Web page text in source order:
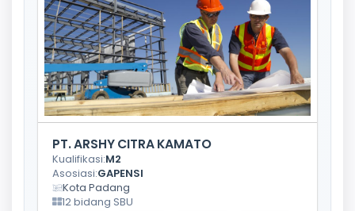
PT. ARSHY CITRA KAMATO
Kualifikasi:M2
Asosiasi:GAPENSI
Kota Padang
12 bidang SBU